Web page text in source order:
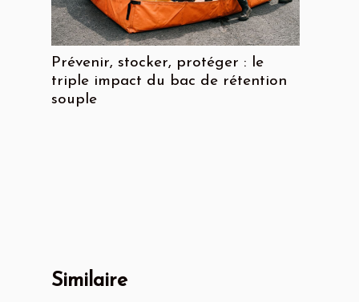
Prévenir, stocker, protéger : le
triple impact du bac de rétention
souple
Similaire